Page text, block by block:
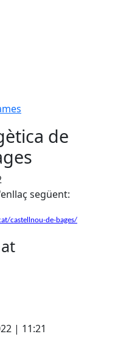
de
següent:
castellnou-de-bages/
| 11:21